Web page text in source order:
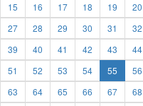
15
16 17 18 19 20
27
28 29 30 31 32
39
40 41 42 43 44
51
52 53 54 55 56
63
64 65 66 67 68